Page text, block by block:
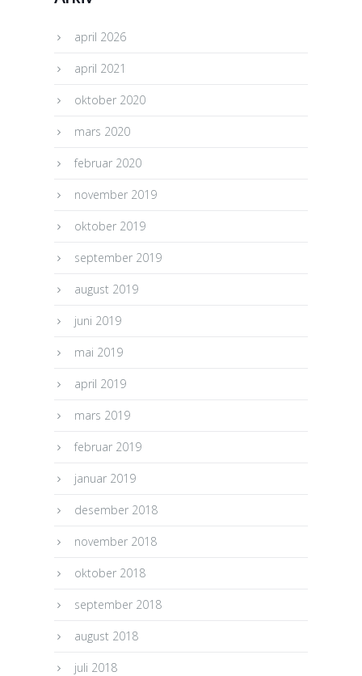
april 2026
april 2021
oktober 2020
mars 2020
februar 2020
november 2019
oktober 2019
september 2019
august 2019
juni 2019
mai 2019
april 2019
mars 2019
februar 2019
januar 2019
desember 2018
november 2018
oktober 2018
september 2018
august 2018
juli 2018